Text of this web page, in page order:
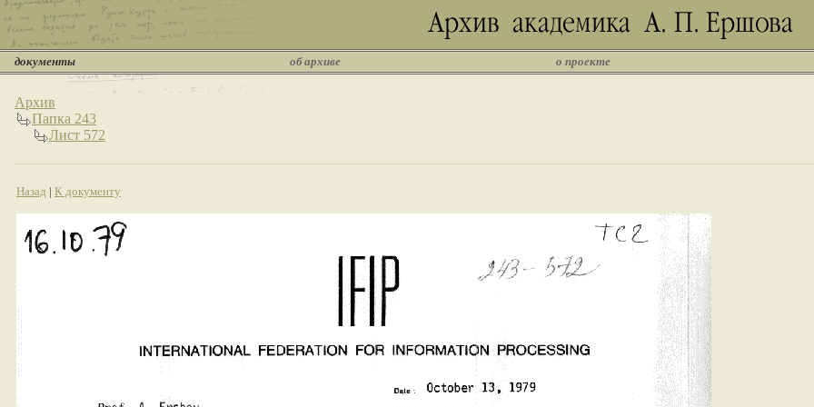
документы об архиве о проекте
Архив
Папка 243
Лист 572
Назад | К документу